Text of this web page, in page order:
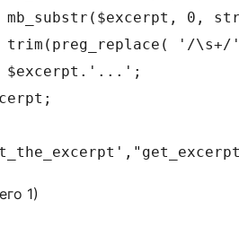
mb_substr($excerpt, 0,
trim(preg_replace( '/\s+/
1)